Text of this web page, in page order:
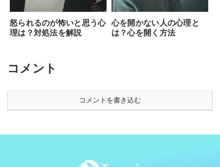
怒られるのが怖いと思う心
理は？対処法を解説
心を開かない人の心理と
は？心を開く方法
コメント
コメントを書き込む